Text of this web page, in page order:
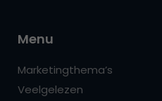
Menu
Marketingthema’s
Veelgelezen